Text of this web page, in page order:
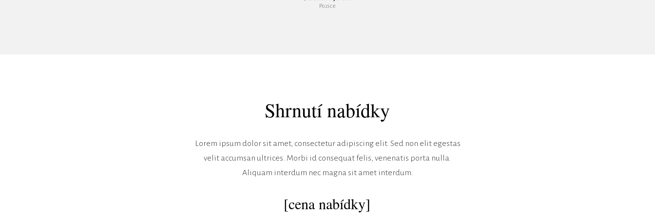
Pozice
Shrnutí nabídky
Lorem ipsum dolor sit amet, consectetur adipiscing elit. Sed non elit egestas
velit accumsan ultrices. Morbi id consequat felis, venenatis porta nulla.
Aliquam interdum nec magna sit amet interdum.
[cena nabídky]